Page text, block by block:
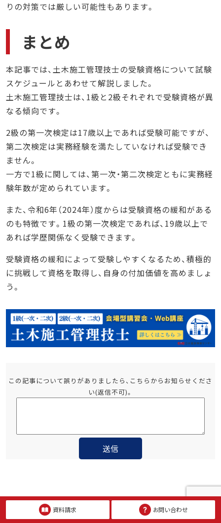
りの対策では厳しい可能性もあります。
まとめ
本記事では、土木施工管理技士の受験資格について試験
スケジュールとあわせて解説しました。
土木施工管理技士は、1級と2級それぞれで受験資格が異
なる傾向です。
2級の第一次検定は17歳以上であれば受験可能ですが、
第二次検定は実務経験を満たしていなければ受験でき
ません。
一方で1級に関しては、第一次・第二次検定ともに実務経
験年数が定められています。
また、令和6年（2024年）度からは受験資格の緩和がある
のも特徴です。1級の第一次検定であれば、19歳以上で
あれば学歴関係なく受験できます。
受験資格の緩和によって受験しやすくなるため、積極的
に挑戦して資格を取得し、自身の付加価値を高めましょ
う。
この記事について誤りがありましたら、こちらからお知らせくださ
い(返信不可)。
関連コラム
資料請求 お問い合わせ